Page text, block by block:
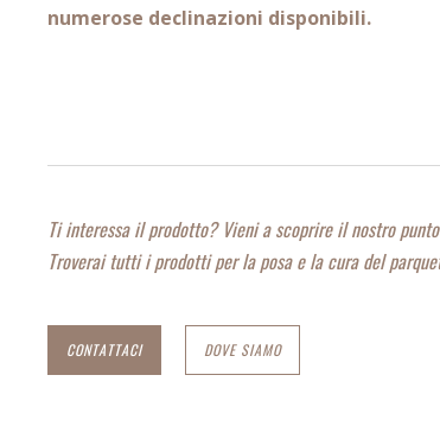
numerose declinazioni disponibili.
Ti interessa il prodotto? Vieni a scoprire il nostro
Troverai tutti i prodotti per la posa e la cura del
CONTATTACI DOVE SIAMO